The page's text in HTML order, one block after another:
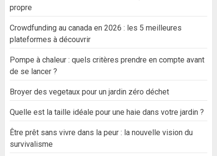
propre
Crowdfunding au canada en 2026 : les 5 meilleures
plateformes à découvrir
Pompe à chaleur : quels critères prendre en compte avant
de se lancer ?
Broyer des vegetaux pour un jardin zéro déchet
Quelle est la taille idéale pour une haie dans votre jardin ?
Être prêt sans vivre dans la peur : la nouvelle vision du
survivalisme